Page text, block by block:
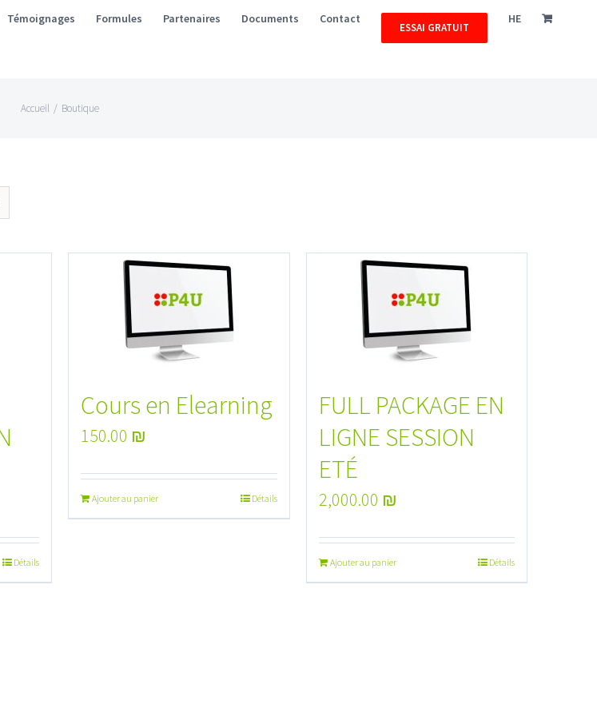
Témoignages Formules Partenaires Documents Contact
ESSAI GRATUIT
HE
Accueil / Boutique
Détails
Cours en Elearning
150.00 ₪
Ajouter au panier Détails
FULL PACKAGE EN
LIGNE SESSION
ETÉ
2,000.00 ₪
Ajouter au panier Détails